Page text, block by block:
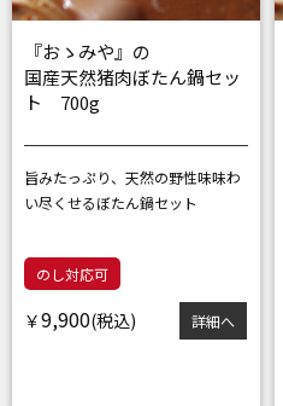
『おゝみや』の
国産天然猪肉ぼたん鍋セッ
ト 700g
旨みたっぷり、天然の野性味味わ
い尽くせるぼたん鍋セット
のし対応可
￥9,900 詳細へ